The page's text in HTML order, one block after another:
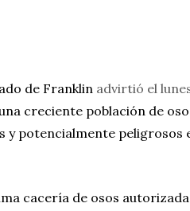
de Franklin advirtió el
creciente población de
y potencialmente peligrosos
cacería de osos